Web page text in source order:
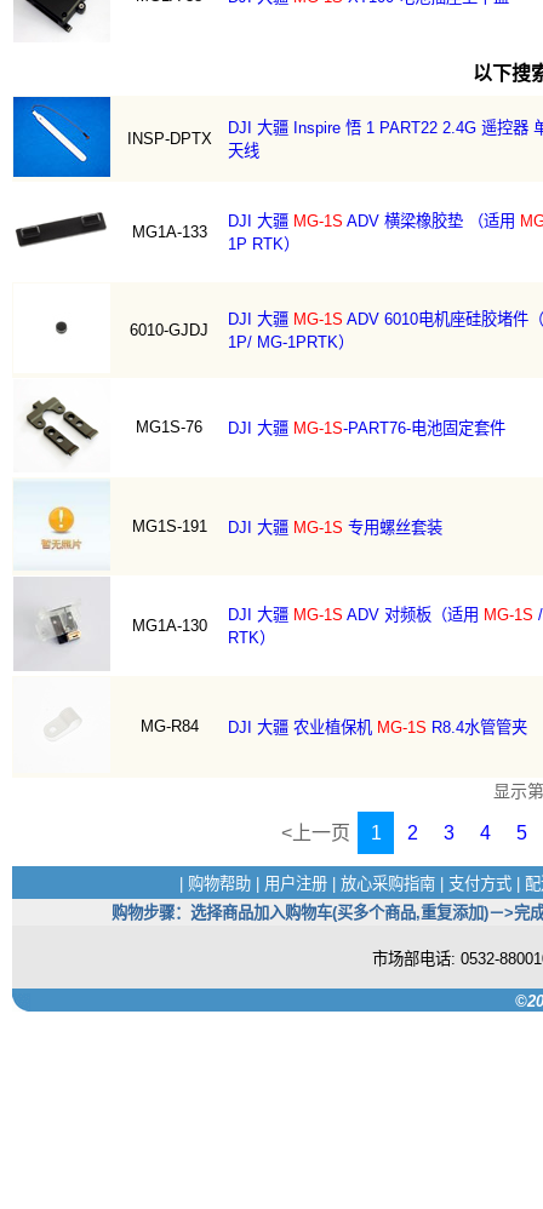
以下搜
INSP-DPTX
DJI 大疆 Inspire 悟 1 PART22 2.4G 遥控器
天线
MG1A-133
DJI 大疆 MG-1S ADV 横梁橡胶垫 （适用
1P RTK）
6010-GJDJ
DJI 大疆 MG-1S ADV 6010电机座硅胶堵件
1P/ MG-1PRTK）
MG1S-76 DJI 大疆 MG-1S-PART76-电池固定套件
MG1S-191 DJI 大疆 MG-1S 专用螺丝套装
MG1A-130
DJI 大疆 MG-1S ADV 对频板（适用 MG-1S
RTK）
MG-R84 DJI 大疆 农业植保机 MG-1S R8.4水管管夹
显示
<上一页 1 2 3 4 5
购物帮助 用户注册 放心采购指南 支付方式
购物步骤：选择商品加入购物车(买多个商品,重复添加)－>
市场部电话: 0532-